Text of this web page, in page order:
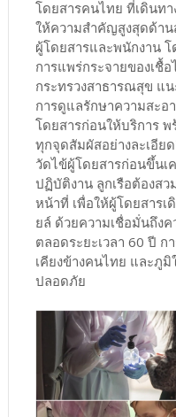
โดยสารคนไทย ที่เดินท
ให้ความสำคัญสูงสุดด้า
ผู้โดยสารและพนักงาน
การแพร่กระจายของเชื้
กระทรวงสาธารณสุข แน
การดูแลรักษาความสะอ
โดยสารก่อนให้บริการ
ทุกจุดสัมผัสอย่างละเอีย
วัดไข้ผู้โดยสารก่อนขึ้นเ
ปฏิบัติงาน ลูกเรือต้องส
หน้าที่ เพื่อให้ผู้โดยสาร
ยล์ ด้วยความเชื่อมั่นถึง
ตลอดระยะเวลา 60 ปี
เคียงข้างคนไทย และภู
ปลอดภัย